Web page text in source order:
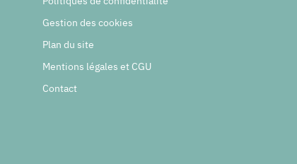
Gestion des cookies
Plan du site
Mentions légales et CGU
Contact